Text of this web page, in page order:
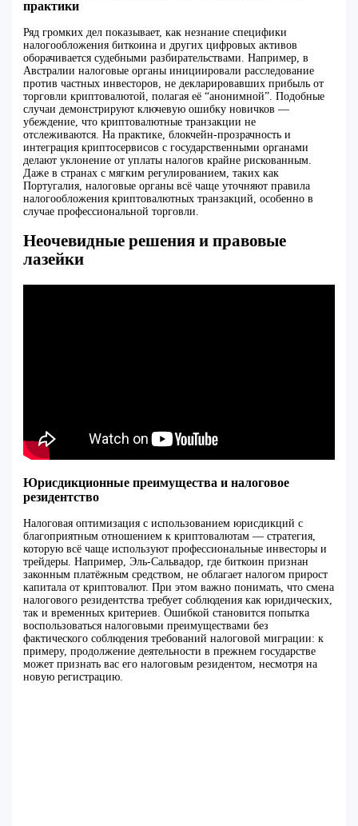
практики
Ряд громких дел показывает, как незнание специфики
налогообложения биткоина и других цифровых активов
оборачивается судебными разбирательствами. Например, в
Австралии налоговые органы инициировали расследование
против частных инвесторов, не декларировавших прибыль от
торговли криптовалютой, полагая её “анонимной”. Подобные
случаи демонстрируют ключевую ошибку новичков —
убеждение, что криптовалютные транзакции не
отслеживаются. На практике, блокчейн-прозрачность и
интеграция криптосервисов с государственными органами
делают уклонение от уплаты налогов крайне рискованным.
Даже в странах с мягким регулированием, таких как
Португалия, налоговые органы всё чаще уточняют правила
налогообложения криптовалютных транзакций, особенно в
случае профессиональной торговли.
Неочевидные решения и правовые
лазейки
Юрисдикционные преимущества и налоговое
резидентство
Налоговая оптимизация с использованием юрисдикций с
благоприятным отношением к криптовалютам — стратегия,
которую всё чаще используют профессиональные инвесторы и
трейдеры. Например, Эль-Сальвадор, где биткоин признан
законным платёжным средством, не облагает налогом прирост
капитала от криптовалют. При этом важно понимать, что смена
налогового резидентства требует соблюдения как юридических,
так и временных критериев. Ошибкой становится попытка
воспользоваться налоговыми преимуществами без
фактического соблюдения требований налоговой миграции: к
примеру, продолжение деятельности в прежнем государстве
может признать вас его налоговым резидентом, несмотря на
новую регистрацию.